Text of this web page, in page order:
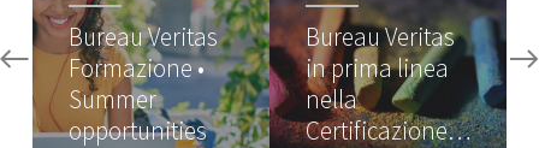
Bureau Veritas
Formazione •
Summer
opportunities
Bureau Veritas
in prima linea
nella
Certificazione…